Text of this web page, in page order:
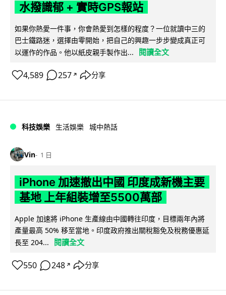
水撥識郁 + 實時GPS報站
如果你熱愛一件事，你會熱愛到怎樣的程度？一位就讀中三的
巴士鐵路迷，選擇由零開始，把自己的興趣一步步變成真正可
以運作的作品。他以紙皮親手製作出...
閱讀全文
4,589 257 ↗ 分享
科技娛樂 生活娛樂 城中熱話
Vin 1 日
iPhone 加速撤出中國 印度成新機主要
基地 上年組裝增至5500萬部
Apple 加速將 iPhone 生產線由中國轉往印度，目標兩年內將
產量最高 50% 移至當地。印度政府推出關稅豁免及稅務優惠延
長至 204...
閱讀全文
550 248 ↗ 分享